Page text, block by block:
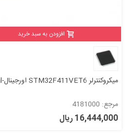
افزودن به سبد خرید
میکروکنترلر STM32F411VET6 اورجینال-New and original+گارانتی
مرجع: 4181000
16,444,000 ریال